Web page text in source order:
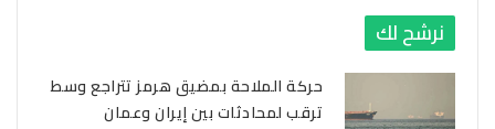
نرشح لك
حركة الملاحة بمضيق هرمز تتراجع وسط
ترقب لمحادثات بين إيران وعمان